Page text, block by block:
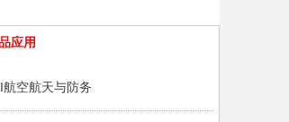
应用
航空航天与防务